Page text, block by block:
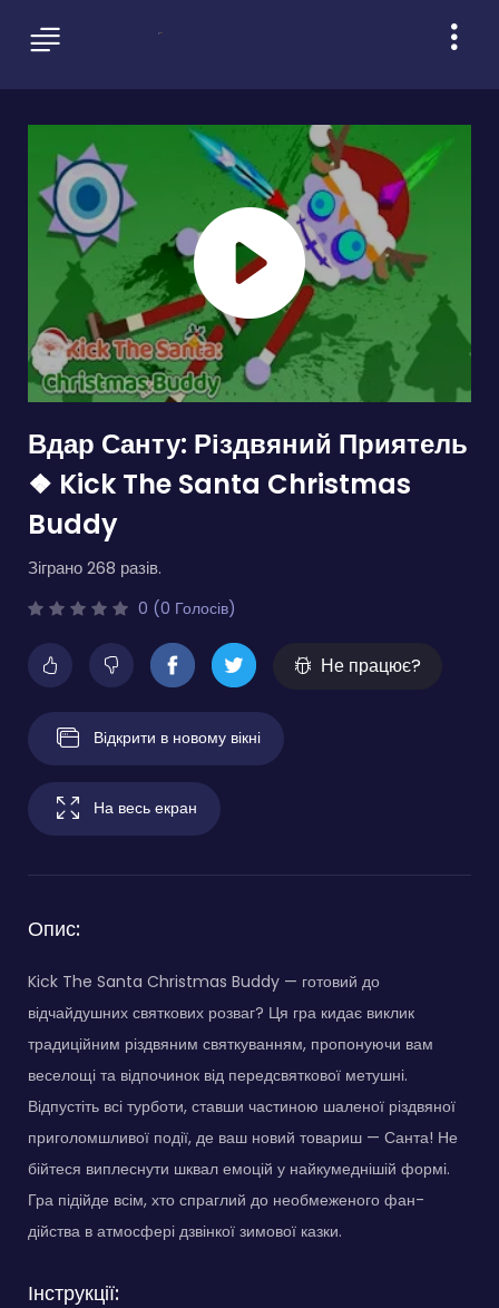
Вдар Санту: Різдвяний Приятель
❖ Kick The Santa Christmas
Buddy
Зіграно 268 разів.
0 (0 Голосів)
Не працює?
Відкрити в новому вікні
На весь екран
Опис:
Kick The Santa Christmas Buddy — готовий до
відчайдушних святкових розваг? Ця гра кидає виклик
традиційним різдвяним святкуванням, пропонуючи вам
веселощі та відпочинок від передсвяткової метушні.
Відпустіть всі турботи, ставши частиною шаленої різдвяної
приголомшливої події, де ваш новий товариш — Санта! Не
бійтеся виплеснути шквал емоцій у найкумеднішій формі.
Гра підійде всім, хто спраглий до необмеженого фан-
дійства в атмосфері дзвінкої зимової казки.
Інструкції: